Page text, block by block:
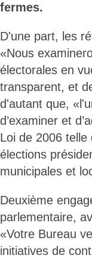
fermes.
D'une part, les
«Nous
électorales en
transparent, et
d'autant que,
d’examiner et
Loi de 2006
élections
municipales et
Deuxième
parlementaire,
«Votre Bureau
initiatives de